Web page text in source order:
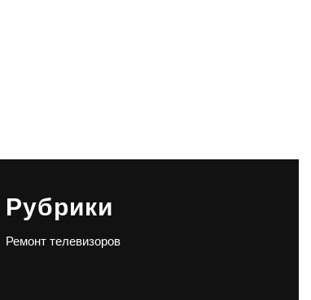
Рубрики
Ремонт телевизоров